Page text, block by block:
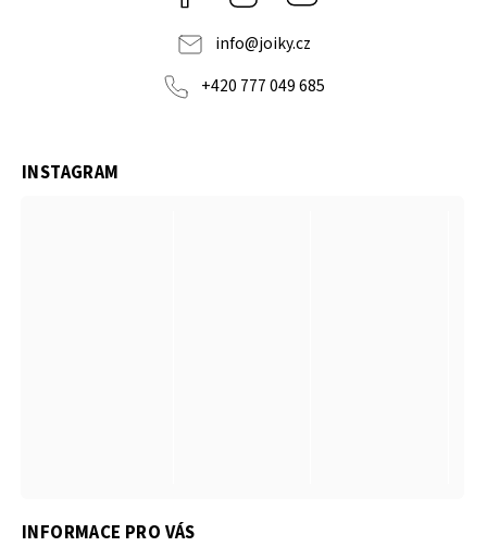
info@joiky.cz
+420 777 049 685
INFORMACE PRO VÁS
INSTAGRAM